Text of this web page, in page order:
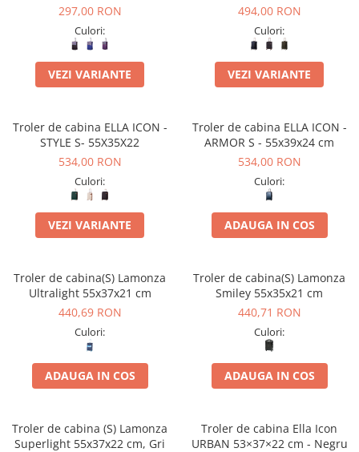
297,00 RON
Culori:
VEZI VARIANTE
494,00 RON
Culori:
VEZI VARIANTE
Troler de cabina ELLA ICON -
STYLE S- 55X35X22
534,00 RON
Culori:
VEZI VARIANTE
Troler de cabina ELLA ICON -
ARMOR S - 55x39x24 cm
534,00 RON
Culori:
ADAUGA IN COS
Troler de cabina(S) Lamonza
Ultralight 55x37x21 cm
440,69 RON
Culori:
ADAUGA IN COS
Troler de cabina(S) Lamonza
Smiley 55x35x21 cm
440,71 RON
Culori:
ADAUGA IN COS
Troler de cabina (S) Lamonza
Superlight 55x37x22 cm, Gri
Troler de cabina Ella Icon
URBAN 53×37×22 cm - Negru